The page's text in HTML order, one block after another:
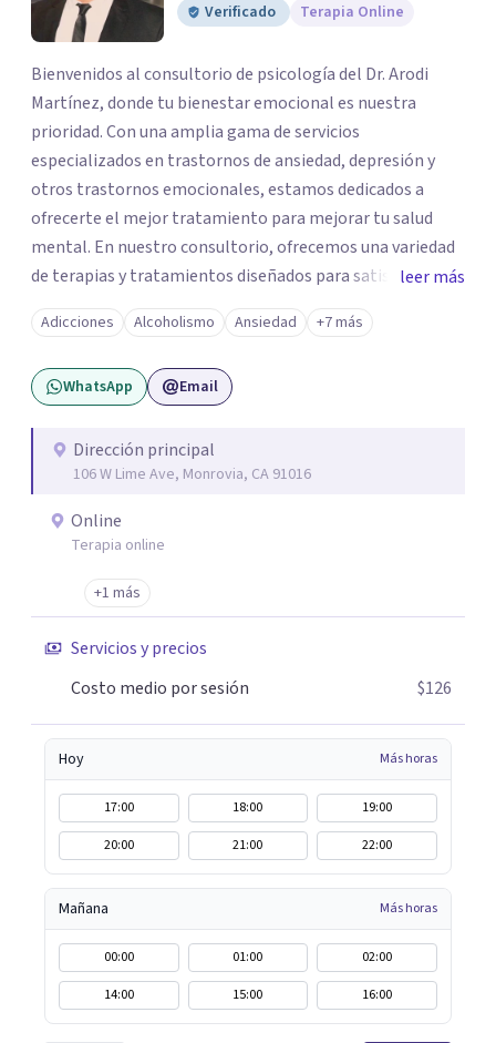
Verificado
Terapia Online
Bienvenidos al consultorio de psicología del Dr. Arodi
Martínez, donde tu bienestar emocional es nuestra
prioridad. Con una amplia gama de servicios
especializados en trastornos de ansiedad, depresión y
otros trastornos emocionales, estamos dedicados a
ofrecerte el mejor tratamiento para mejorar tu salud
mental. En nuestro consultorio, ofrecemos una variedad
de terapias y tratamientos diseñados para satisfacer tus
necesidades específicas: Terapia para Trastornos de
Ansiedad y Depresión: Somos expertos en el tratamiento
de la ansiedad y la depresión, utilizando enfoques
basados en evidencia para ayudarte a recuperar tu
Familiar: Trabajamos contigo y tus seres queridos para
fortalecer las relaciones y mejorar la dinámica familiar.
Terapia cognitivo-conductual Terapia de apoyo Terapia
exposición Terapia de juego para niños Tratamiento de
Traumas y Trastornos de Estrés Postraumático:
Ofrecemos apoyo psicológico para ayudarte a superar
experiencias traumáticas y mejorar tu calidad de vida.
leer más
Adicciones Alcoholismo Ansiedad +7 más
WhatsApp Email
Dirección principal
106 W Lime Ave, Monrovia, CA 91016
Online
Terapia online
+1 más
Servicios y precios
Costo medio por sesión
$126
Hoy Más horas
17:00 18:00
19:00
20:00
21:00 22:00
Mañana Más horas
00:00 01:00
02:00
14:00
15:00 16:00